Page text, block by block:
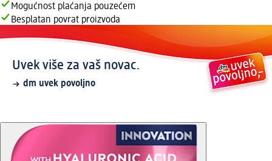
Mogućnost plaćanja pouzećem
Besplatan povrat proizvoda
Uvek više za vaš novac.
dm uvek povoljno